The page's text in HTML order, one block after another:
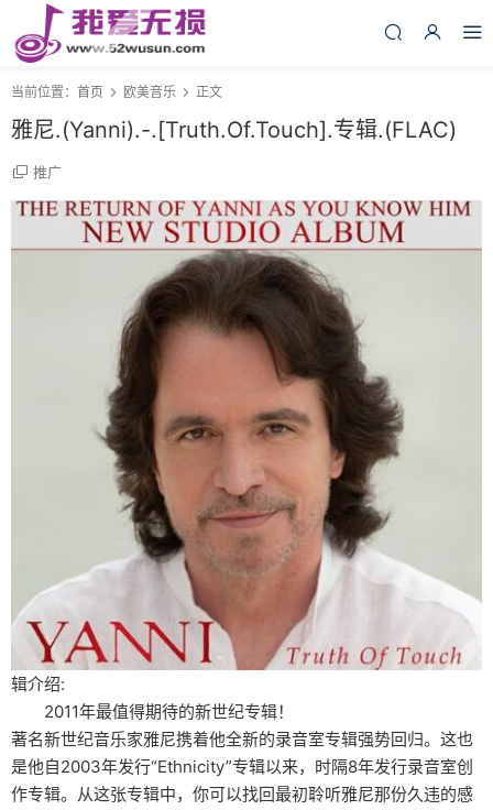
当前位置： 首页 欧美音乐 正文
雅尼.(Yanni).-.[Truth.Of.Touch].专辑.(FLAC)
推广
辑介绍:
2011年最值得期待的新世纪专辑！
著名新世纪音乐家雅尼携着他全新的录音室专辑强势回归。这也
是他自2003年发行“Ethnicity”专辑以来，时隔8年发行录音室创
作专辑。从这张专辑中，你可以找回最初聆听雅尼那份久违的感